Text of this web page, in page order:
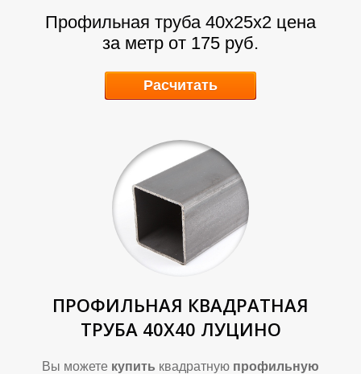
У
Профильная труба 40х25х2 цена
за метр от 175 руб.
Расчитать
ПРОФИЛЬНАЯ КВАДРАТНАЯ
ТРУБА 40Х40 ЛУЦИНО
Вы можете купить квадратную профильную
У